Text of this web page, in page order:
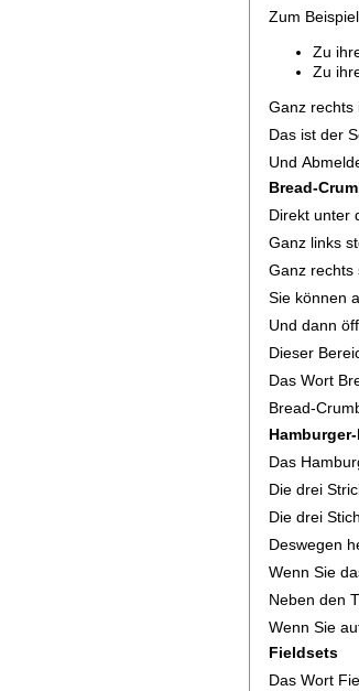
Zum
Zu
Zu
Ganz rechts
Das ist der
Und
Bread-
Direkt unter
Ganz links
Ganz rechts
Sie können
Und dann
Dieser
Das Wort
Bread-
Das
Die drei
Die drei
Deswegen
Wenn Sie
Neben den
Wenn Sie
Fieldsets
Das Wort